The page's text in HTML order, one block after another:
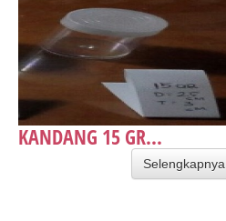
​KANDANG 15 GR...
Selengkapnya